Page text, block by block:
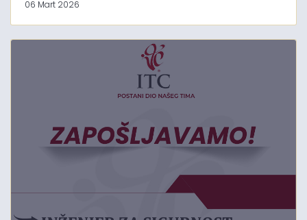
06 Mart 2026